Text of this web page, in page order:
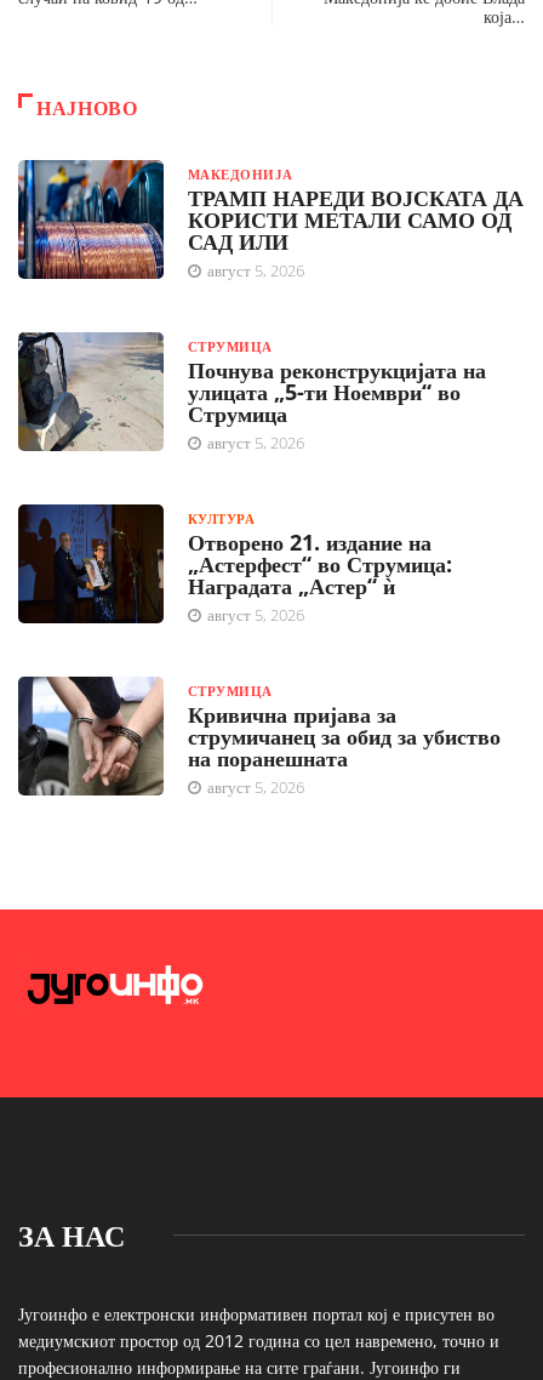
која…
НАЈНОВО
МАКЕДОНИЈА
ТРАМП НАРЕДИ ВОЈСКАТА ДА
КОРИСТИ МЕТАЛИ САМО ОД
САД ИЛИ
август 5, 2026
СТРУМИЦА
Почнува реконструкцијата на
улицата „5-ти Ноември“ во
Струмица
август 5, 2026
КУЛТУРА
Отворено 21. издание на
„Астерфест“ во Струмица:
Наградата „Астер“ ѝ
август 5, 2026
СТРУМИЦА
Кривична пријава за
струмичанец за обид за убиство
на поранешната
август 5, 2026
ЗА НАС
Југоинфо е електронски информативен портал кој е присутен во
медиумскиот простор од 2012 година со цел навремено, точно и
професионално информирање на сите граѓани. Југоинфо ги